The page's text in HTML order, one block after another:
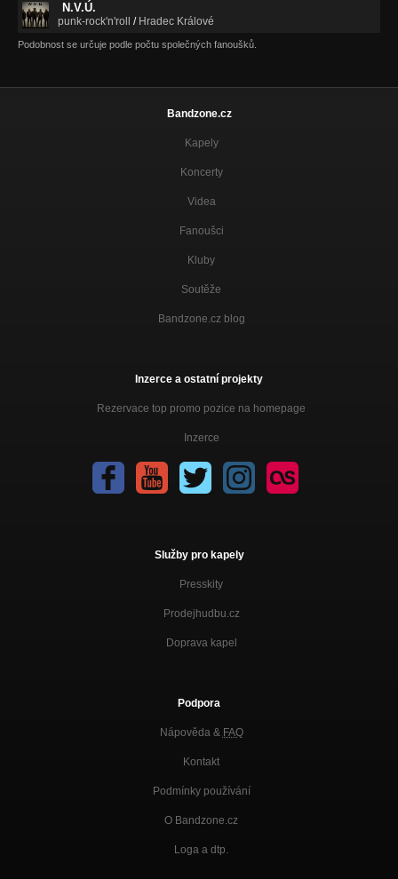
N.V.Ú.
punk-rock'n'roll / Hradec Králové
Podobnost se určuje podle počtu společných fanoušků.
Bandzone.cz
Kapely
Koncerty
Videa
Fanoušci
Kluby
Soutěže
Bandzone.cz blog
Inzerce a ostatní projekty
Rezervace top promo pozice na homepage
Inzerce
Služby pro kapely
Presskity
Prodejhudbu.cz
Doprava kapel
Podpora
Nápověda & FAQ
Kontakt
Podmínky používání
O Bandzone.cz
Loga a dtp.